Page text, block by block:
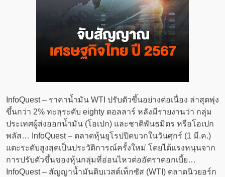
InfoQuest – ราคาน้ำมัน WTI ปรับตัวขึ้นอย่างต่อเนื่อง ล่าสุดพุ่ง
ขึ้นกว่า 2% ทะลุระดับ eighty ดอลลาร์ หลังมีรายงานว่า กลุ่ม
ประเทศผู้ส่งออกน้ำมัน (โอเปก) และชาติพันธมิตร หรือโอเปก
พลัส… InfoQuest – ตลาดหุ้นยุโรปปิดบวกในวันศุกร์ (1 มี.ค.)
แตะระดับสูงสุดเป็นประวัติการณ์ครั้งใหม่ โดยได้แรงหนุนจาก
การปรับตัวขึ้นของหุ้นกลุ่มที่อ่อนไหวต่ออัตราดอกเบี้ย…
InfoQuest – สัญญาน้ำมันดิบเวสต์เท็กซัส (WTI) ตลาดนิวยอร์ก